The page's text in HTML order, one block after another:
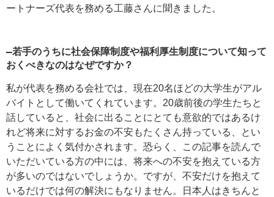
ートナーズ代表を務める工藤さんに聞きました。
―若手のうちに社会保障制度や福利厚生制度について知って
おくべきなのはなぜですか？
私が代表を務める会社では、現在20名ほどの大学生がアル
バイトとして働いてくれています。20歳前後の学生たちと
話していると、社会に出ることにとても意欲的ではあるけ
れど将来に対するお金の不安もたくさん持っている、とい
うことによく気付かされます。恐らく、この記事を読んで
いただいている方の中には、将来への不安を抱えている方
が多いのではないでしょうか。ですが、不安だけを抱えて
いるだけでは何の解決にもなりません。日本人はきちんと